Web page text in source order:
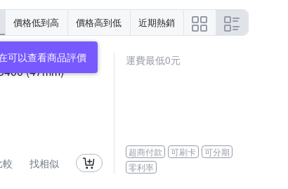
價格低到高 價格高到低 近期熱銷
(47mm)
較 找相似
運費最低0元
超商付款 可刷卡
可分期
零利率